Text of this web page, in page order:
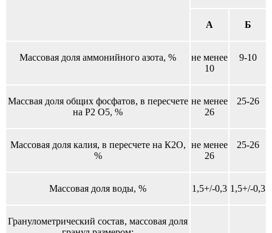
А Б
Массовая доля аммонийного азота, %
не менее
10
9-10
Массвая доля общих фосфатов, в пересчете
на Р2 О5, %
не менее
26
25-26
Массовая доля калия, в пересчете на К2О,
%
не менее
26
25-26
Массовая доля воды, % 1,5+/-0,3 1,5+/-0,3
Гранулометрический состав, массовая доля